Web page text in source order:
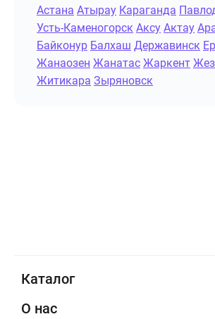
Астана Атырау Караганда
Усть-Каменогорск Аксу Актау
Байконур Балхаш Державинск
Жанаозен Жанатас Жаркент
Житикара Зыряновск
Каталог
О нас